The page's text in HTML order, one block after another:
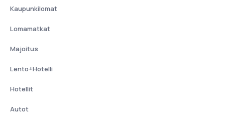
Kaupunkilomat
Lomamatkat
Majoitus
Lento+Hotelli
Hotellit
Autot